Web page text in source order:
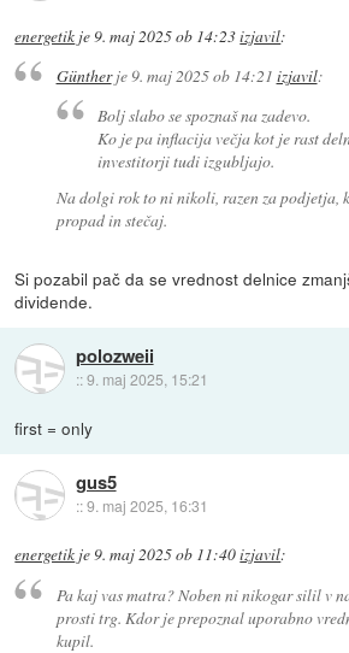
energetik je9. maj 2025 ob 14:23izjavil:
Güntherje9. maj 2025 ob 14:21 izjavil:
Bolj slabo se spoznaš na zadevo.
Ko je pa inflacija večja kot je rast
investitorji tudi izgubljajo.
Na dolgi rok to ni nikoli, razen za podjetja,
propad in stečaj.
Si pozabil pač da se vrednost delnice
dividende.
polozweii
::9. maj 2025, 15:21
first = only
gus5
::9. maj 2025, 16:31
energetik je9. maj 2025 ob 11:40izjavil:
Pa kaj vas matra? Noben ni nikogar silil v
prosti trg. Kdor je prepoznal uporabno
kupil.